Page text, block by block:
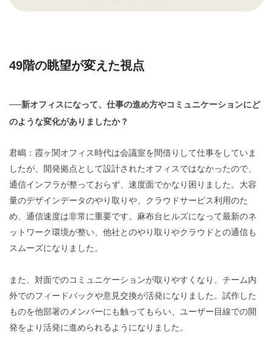
49階の眺望が変えた視点
──新オフィスになって、仕事の進め方やコミュニケーションにど
のような変化がありましたか？
君嶋：霞ヶ関オフィス時代は会議室を間借りして仕事をしていま
したが、開発拠点として設計されたオフィスではなかったので、
通信インフラが整っておらず、速度面でかなり困りました。大容
量のデザインデータのやり取りや、クラウドサービス利用のた
め、通信速度は非常に重要です。麻布台ヒルズになって最新のネ
ットワーク環境が整い、他社とのやり取りやクラウドとの通信も
スムーズになりました。
また、対面でのコミュニケーションが取りやすくなり、チーム内
外でのフィードバックや意見交換が活発になりました。試作した
ものを他部署のメンバーにも触ってもらい、ユーザー目線での開
発をより活発に進められるようになりました。